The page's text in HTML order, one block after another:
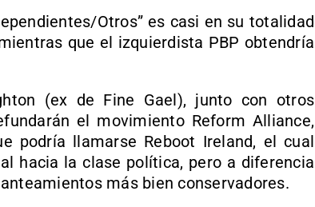
Otros” es casi en su totalidad
que el izquierdista PBP obtendría
(ex de Fine Gael), junto con otros
el movimiento Reform Alliance,
podría llamarse Reboot Ireland, el cual
hacia la clase política, pero a diferencia
más bien conservadores.